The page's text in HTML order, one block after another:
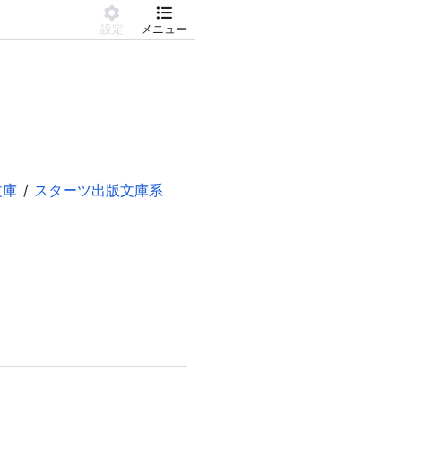
設定 メニュー
スターツ出版文庫系